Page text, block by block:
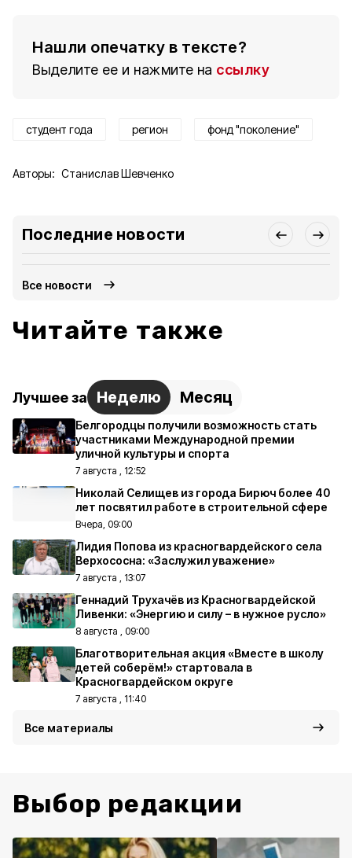
Нашли опечатку в тексте?
Выделите ее и нажмите на ссылку
студент года регион фонд "поколение"
Авторы: Станислав Шевченко
Последние новости
Все новости
Читайте также
Лучшее за Неделю Месяц
Белгородцы получили возможность стать
участниками Международной премии
уличной культуры и спорта
7 августа , 12:52
Николай Селищев из города Бирюч более 40
лет посвятил работе в строительной сфере
Вчера, 09:00
Лидия Попова из красногвардейского села
Верхососна: «Заслужил уважение»
7 августа , 13:07
Геннадий Трухачёв из Красногвардейской
Ливенки: «Энергию и силу – в нужное русло»
8 августа , 09:00
Благотворительная акция «Вместе в школу
детей соберём!» стартовала в
Красногвардейском округе
7 августа , 11:40
Все материалы
Выбор редакции